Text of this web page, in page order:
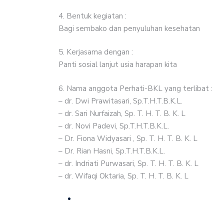
4. Bentuk kegiatan :
Bagi sembako dan penyuluhan kesehatan
5. Kerjasama dengan :
Panti sosial lanjut usia harapan kita
6. Nama anggota Perhati-BKL yang terlibat :
– dr. Dwi Prawitasari, Sp.T.H.T.B.K.L.
– dr. Sari Nurfaizah, Sp. T. H. T. B. K. L
– dr. Novi Padevi, Sp.T.H.T.B.K.L.
– Dr. Fiona Widyasari , Sp. T. H. T. B. K. L
– Dr. Rian Hasni, Sp.T.H.T.B.K.L.
– dr. Indriati Purwasari, Sp. T. H. T. B. K. L
– dr. Wifaqi Oktaria, Sp. T. H. T. B. K. L